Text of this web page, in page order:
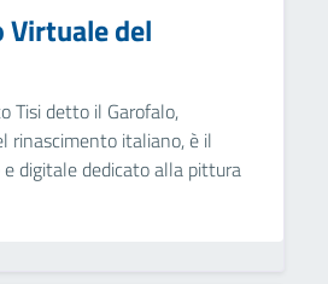
Virtuale del
Tisi detto il Garofalo,
rinascimento italiano, è il
digitale dedicato alla pittura